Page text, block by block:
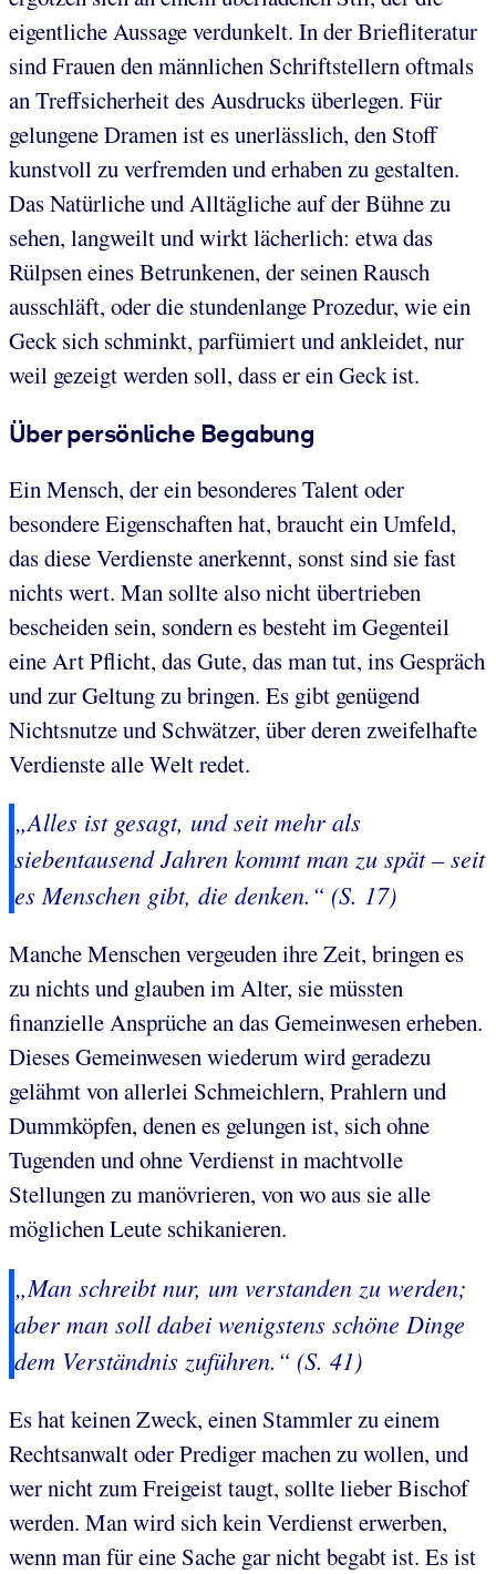
eigentliche Aussage verdunkelt. In der Briefliteratur
sind Frauen den männlichen Schriftstellern oftmals
an Treffsicherheit des Ausdrucks überlegen. Für
gelungene Dramen ist es unerlässlich, den Stoff
kunstvoll zu verfremden und erhaben zu gestalten.
Das Natürliche und Alltägliche auf der Bühne zu
sehen, langweilt und wirkt lächerlich: etwa das
Rülpsen eines Betrunkenen, der seinen Rausch
ausschläft, oder die stundenlange Prozedur, wie ein
Geck sich schminkt, parfümiert und ankleidet, nur
weil gezeigt werden soll, dass er ein Geck ist.
Über persönliche Begabung
Ein Mensch, der ein besonderes Talent oder
besondere Eigenschaften hat, braucht ein Umfeld,
das diese Verdienste anerkennt, sonst sind sie fast
nichts wert. Man sollte also nicht übertrieben
bescheiden sein, sondern es besteht im Gegenteil
eine Art Pflicht, das Gute, das man tut, ins Gespräch
und zur Geltung zu bringen. Es gibt genügend
Nichtsnutze und Schwätzer, über deren zweifelhafte
Verdienste alle Welt redet.
„Alles ist gesagt, und seit mehr als
siebentausend Jahren kommt man zu spät – seit
es Menschen gibt, die denken.“ (S. 17)
Manche Menschen vergeuden ihre Zeit, bringen es
zu nichts und glauben im Alter, sie müssten
finanzielle Ansprüche an das Gemeinwesen erheben.
Dieses Gemeinwesen wiederum wird geradezu
gelähmt von allerlei Schmeichlern, Prahlern und
Dummköpfen, denen es gelungen ist, sich ohne
Tugenden und ohne Verdienst in machtvolle
Stellungen zu manövrieren, von wo aus sie alle
möglichen Leute schikanieren.
„Man schreibt nur, um verstanden zu werden;
aber man soll dabei wenigstens schöne Dinge
dem Verständnis zuführen.“ (S. 41)
Es hat keinen Zweck, einen Stammler zu einem
Rechtsanwalt oder Prediger machen zu wollen, und
wer nicht zum Freigeist taugt, sollte lieber Bischof
werden. Man wird sich kein Verdienst erwerben,
wenn man für eine Sache gar nicht begabt ist. Es ist